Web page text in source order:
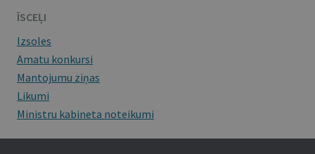
ĪSCEĻI
Izsoles
Amatu konkursi
Mantojumu ziņas
Likumi
Ministru kabineta noteikumi